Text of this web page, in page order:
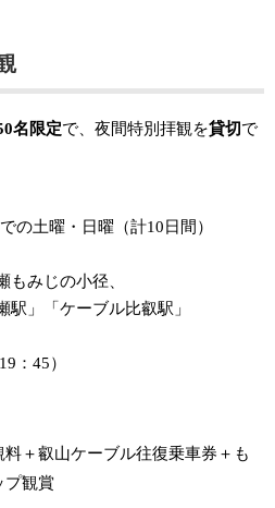
名限定で、夜間特別拝観を貸切で
の土曜・日曜（計10日間）
もみじの小径、
」「ケーブル比叡駅」
：45）
＋叡山ケーブル往復乗車券＋も
プ観賞